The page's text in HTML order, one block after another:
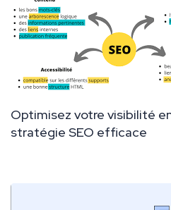
Optimisez votre visibilité
stratégie SEO efficace